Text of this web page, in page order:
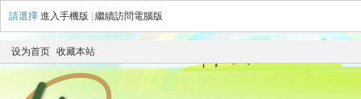
請選擇 進入手機版 繼續訪問電腦版
设为首页 收藏本站